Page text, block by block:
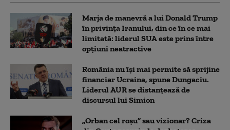
Marja de manevră a lui Donald Trump
în privința Iranului, din ce în ce mai
limitată: liderul SUA este prins între
opțiuni neatractive
România nu își mai permite să sprijine
financiar Ucraina, spune Dungaciu.
Liderul AUR se distanțează de
discursul lui Simion
„Orban cel roșu” sau vizionar? Criza